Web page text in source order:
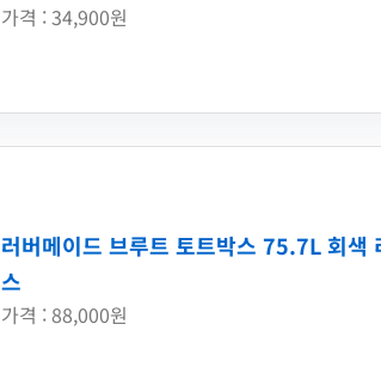
가격 : 34,900원
러버메이드 브루트 토트박스 75.7L 회색
스
가격 : 88,000원